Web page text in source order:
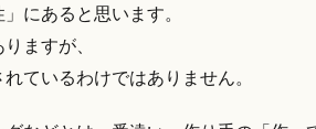
にあると思います。
ますが、
ているわけではありません。